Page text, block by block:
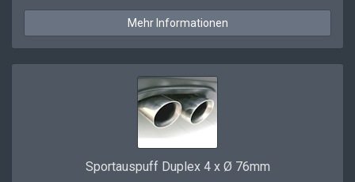
Mehr Informationen
Sportauspuff Duplex 4 x Ø 76mm